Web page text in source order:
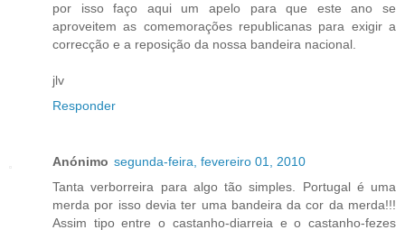
por isso faço aqui um apelo para que este ano se
aproveitem as comemorações republicanas para exigir a
correcção e a reposição da nossa bandeira nacional.
jlv
Responder
Anónimo segunda-feira, fevereiro 01, 2010
Tanta verborreira para algo tão simples. Portugal é uma
merda por isso devia ter uma bandeira da cor da merda!!!
Assim tipo entre o castanho-diarreia e o castanho-fezes